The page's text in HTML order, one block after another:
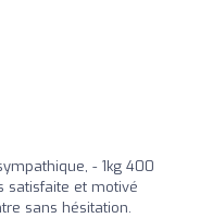
- 1kg 400
satisfaite et motivé
sans hésitation.